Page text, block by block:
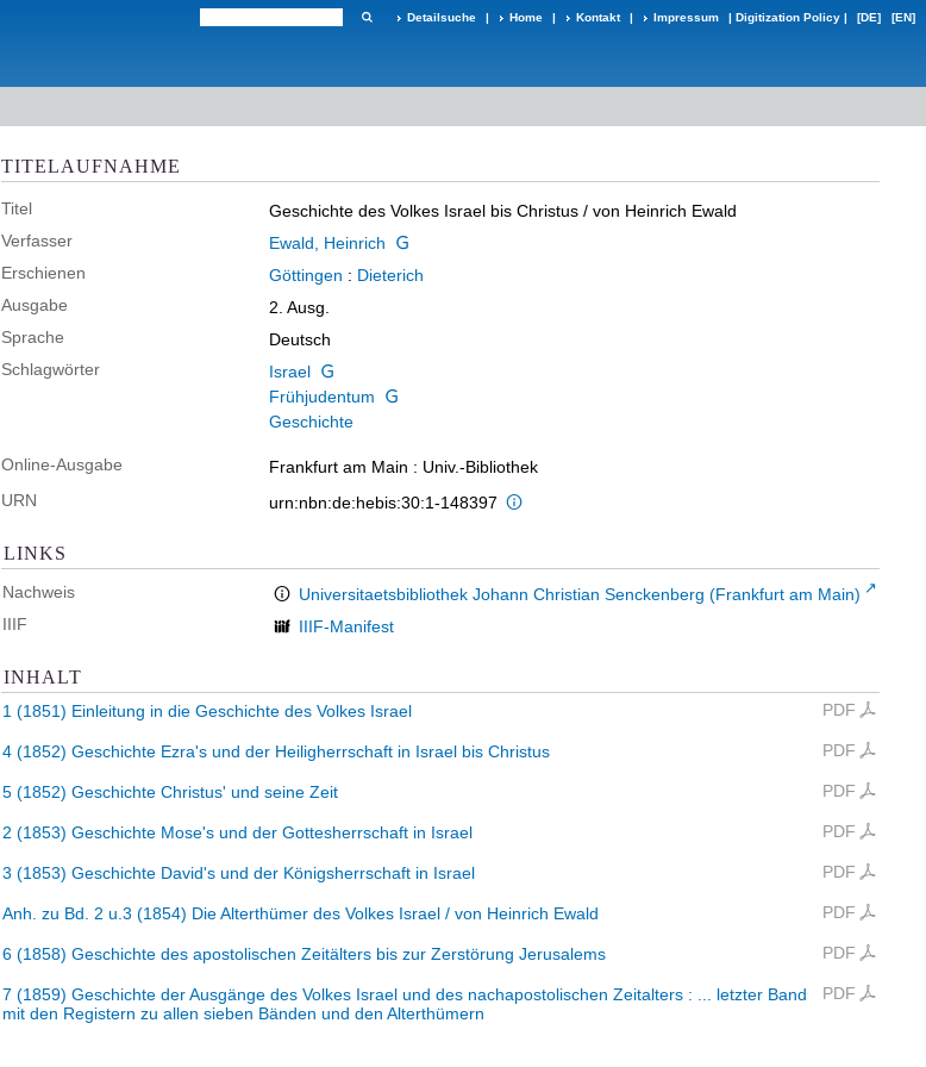
Detailsuche | Home | Kontakt | Impressum | Digitization Policy | [DE] [EN]
TITELAUFNAHME
Titel Geschichte des Volkes Israel bis Christus / von Heinrich Ewald
Verfasser
Ewald, Heinrich
Erschienen
Göttingen : Dieterich
Ausgabe
2. Ausg.
Sprache
Deutsch
Schlagwörter
Israel
Frühjudentum
Geschichte
Online-Ausgabe
Frankfurt am Main : Univ.-Bibliothek
URN
urn:nbn:de:hebis:30:1-148397
LINKS
Nachweis
Universitaetsbibliothek Johann Christian Senckenberg (Frankfurt am Main)
IIIF
IIIF-Manifest
INHALT
PDF
1 (1851) Einleitung in die Geschichte des Volkes Israel
PDF
4 (1852) Geschichte Ezra's und der Heiligherrschaft in Israel bis Christus
PDF
5 (1852) Geschichte Christus' und seine Zeit
PDF
2 (1853) Geschichte Mose's und der Gottesherrschaft in Israel
PDF
3 (1853) Geschichte David's und der Königsherrschaft in Israel
PDF
Anh. zu Bd. 2 u.3 (1854) Die Alterthümer des Volkes Israel / von Heinrich Ewald
PDF
6 (1858) Geschichte des apostolischen Zeitälters bis zur Zerstörung Jerusalems
PDF
7 (1859) Geschichte der Ausgänge des Volkes Israel und des nachapostolischen Zeitalters :
... letzter Band
mit den Registern zu allen sieben Bänden und den Alterthümern